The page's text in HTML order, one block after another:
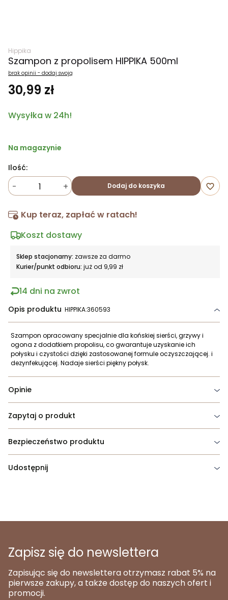
Hippika
Szampon z propolisem HIPPIKA 500ml
brak opinii - dodaj swoją
30,99 zł
Wysyłka w 24h!
Na magazynie
Ilość:
- + Dodaj do koszyka favorite_border
Kup teraz, zapłać w ratach!
Koszt dostawy
Sklep stacjonarny: zawsze za darmo
Kurier/punkt odbioru: już od 9,99 zł
14 dni na zwrot
Opis produktu HIPPIKA:360593
Szampon opracowany specjalnie dla końskiej sierści, grzywy i
ogona z dodatkiem propolisu, co gwarantuje uzyskanie ich
połysku i czystości dzięki zastosowanej formule oczyszczającej. i
dezynfekującej. Nadaje sierści piękny połysk.
Opinie
Zapytaj o produkt
Bezpieczeństwo produktu
Udostępnij
Zapisz się do newslettera
Zapisując się do newslettera otrzymasz rabat 5% na
pierwsze zakupy, a także dostęp do naszych ofert i
promocji.